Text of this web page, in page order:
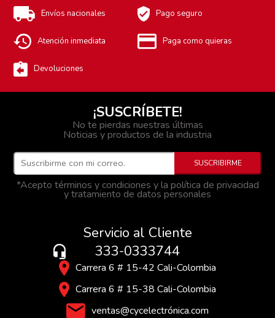
Envíos nacionales Pago seguro
Atención inmediata Paga como quieras
Devoluciones
¡SUSCRÍBETE!
No te pierdas nuestras últimas
Noticias y productos de la industria
*Acepto términos y condiciones y la política de privacidad
y tratamiento de datos personales
Servicio al Cliente
333-0333744
Carrera 6 # 15-42 Cali-Colombia
Carrera 6 # 15-38 Cali-Colombia
ventas@cycelectrónica.com